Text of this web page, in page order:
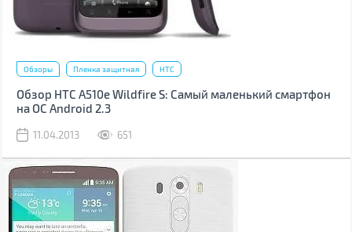
Обзоры Пленка защитная HTC
Обзор HTC A510e Wildfire S: Самый маленький смартфон
на ОС Android 2.3
11.04.2013 651